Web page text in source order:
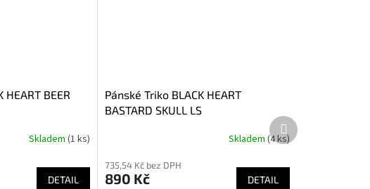
HEART BEER
Skladem (1 ks)
DETAIL
Pánské Triko BLACK HEART
BASTARD SKULL LS
produktu
je
Skladem(4 ks)
735,54 Kč bez DPH
890 Kč DETAIL
Další
produkt